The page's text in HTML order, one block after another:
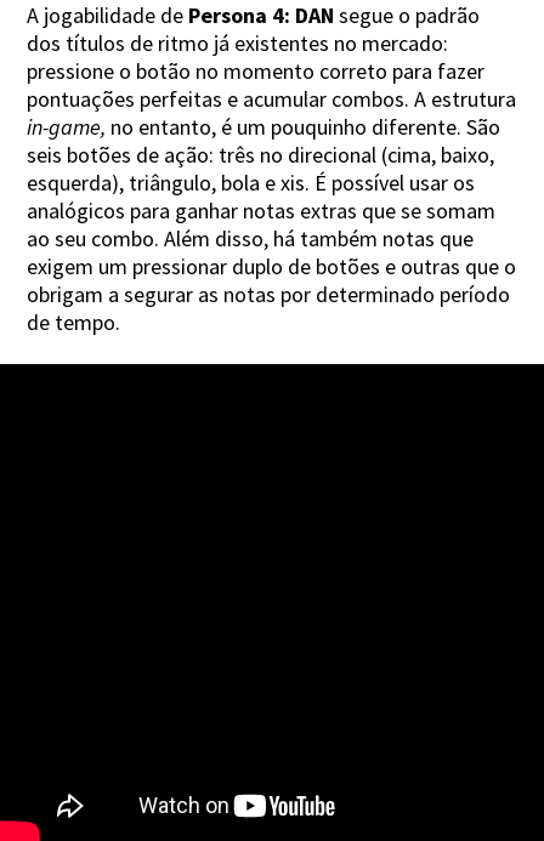
A jogabilidade de Persona 4: DANsegue o padrão
dos títulos de ritmo já existentes no mercado:
pressione o botão no momento correto para fazer
pontuações perfeitas e acumular combos. A estrutura
in-game, no entanto, é um pouquinho diferente. São
seis botões de ação: três no direcional (cima, baixo,
esquerda), triângulo, bola e xis. É possível usar os
analógicos para ganhar notas extras que se somam
ao seu combo. Além disso, há também notas que
exigem um pressionar duplo de botões e outras que o
obrigam a segurar as notas por determinado período
de tempo.